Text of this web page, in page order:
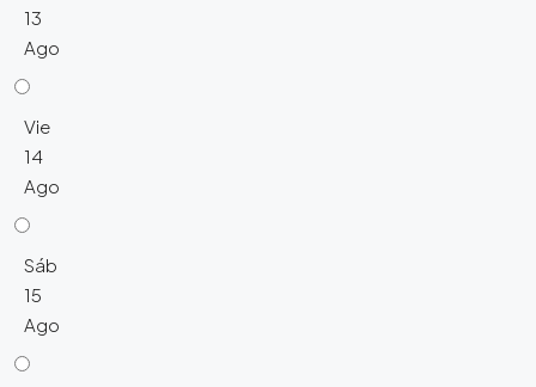
13
Ago
Vie
14
Ago
Sáb
15
Ago